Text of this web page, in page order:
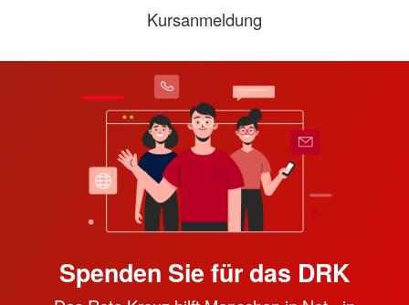
Kursanmeldung
Spenden Sie für das DRK